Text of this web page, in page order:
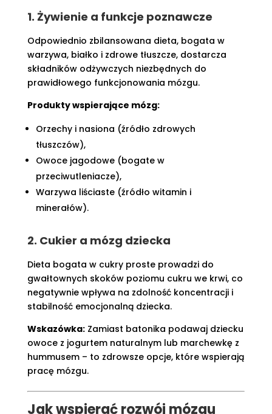
1. Żywienie a funkcje poznawcze
Odpowiednio zbilansowana dieta, bogata w
warzywa, białko i zdrowe tłuszcze, dostarcza
składników odżywczych niezbędnych do
prawidłowego funkcjonowania mózgu.
Produkty wspierające mózg:
Orzechy i nasiona (źródło zdrowych
tłuszczów),
Owoce jagodowe (bogate w
przeciwutleniacze),
Warzywa liściaste (źródło witamin i
minerałów).
2. Cukier a mózg dziecka
Dieta bogata w cukry proste prowadzi do
gwałtownych skoków poziomu cukru we krwi, co
negatywnie wpływa na zdolność koncentracji i
stabilność emocjonalną dziecka.
Wskazówka:Zamiast batonika podawaj dziecku
owoce z jogurtem naturalnym lub marchewkę z
hummusem – to zdrowsze opcje, które wspierają
pracę mózgu.
Jak wspierać rozwój mózgu